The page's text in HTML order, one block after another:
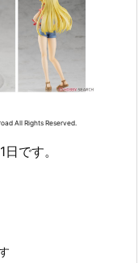
All Rights Reserved.
です。